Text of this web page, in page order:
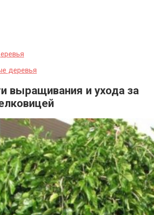
деревья
выращивания и ухода за